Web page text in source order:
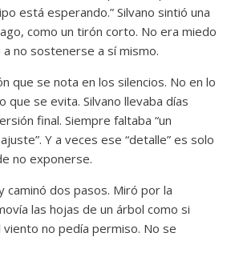
está esperando.” Silvano sintió una
como un tirón corto. No era miedo
no sostenerse a sí mismo.
que se nota en los silencios. No en lo
que se evita. Silvano llevaba días
final. Siempre faltaba “un
Y a veces ese “detalle” es solo
no exponerse.
caminó dos pasos. Miró por la
las hojas de un árbol como si
viento no pedía permiso. No se